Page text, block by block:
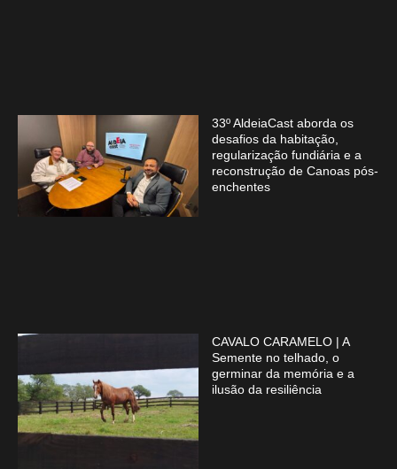
33º AldeiaCast aborda os
desafios da habitação,
regularização fundiária e a
reconstrução de Canoas pós-
enchentes
CAVALO CARAMELO | A
Semente no telhado, o
germinar da memória e a
ilusão da resiliência